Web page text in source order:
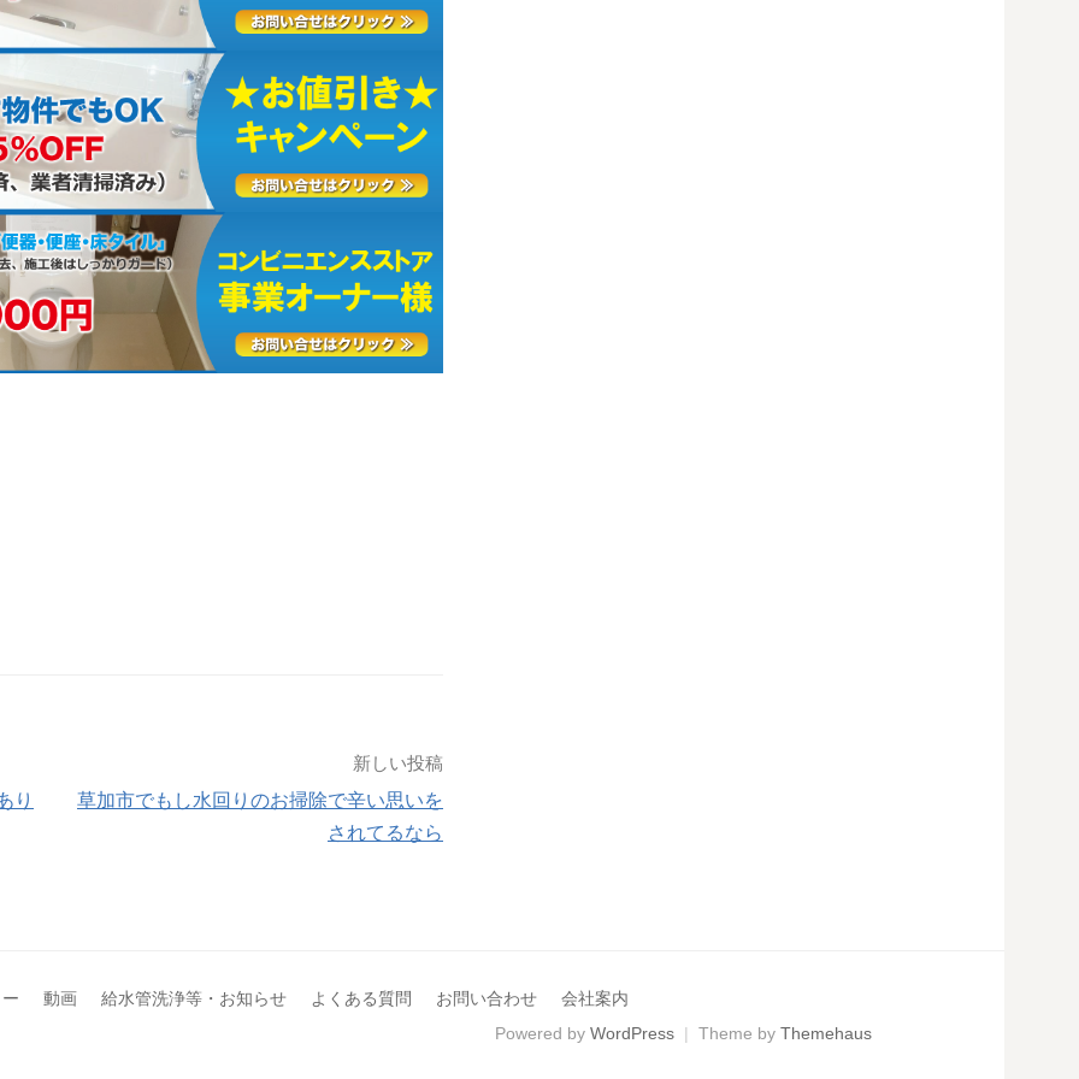
り
新しい投稿
草加市でもし水回りのお掃除で辛い思いを
されてるなら
動画 給水管洗浄等・お知らせ よくある質問 お問い合わせ
会社案内
Powered by WordPress | Theme by Themehaus